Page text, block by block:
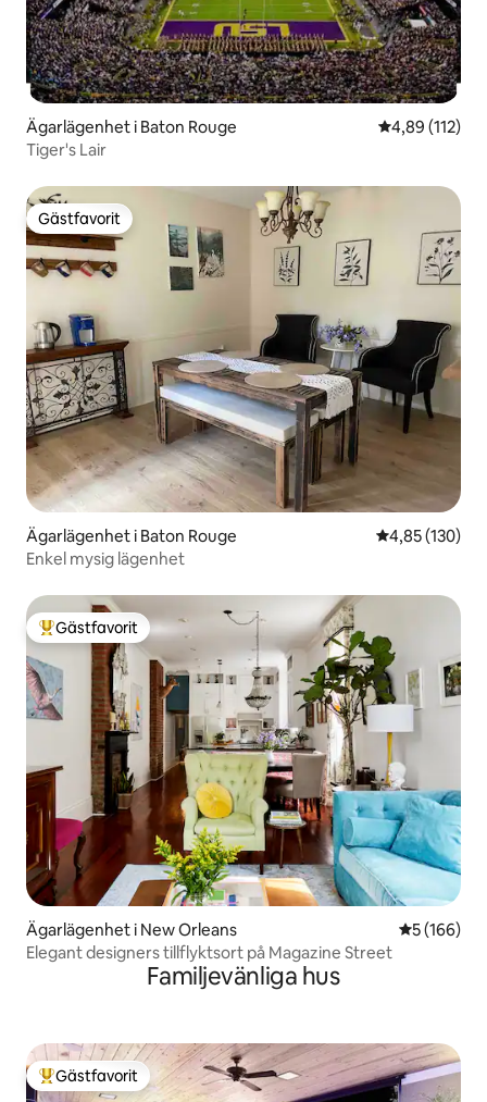
Ägarlägenhet i Baton Rouge 4,89 av 5 i
4,89 (112)
Tiger's Lair
Gästfavorit
Gästfavorit
Ägarlägenhet i Baton Rouge 4,85 av 5 i
4,85 (130)
Enkel mysig lägenhet
Populär gästfavorit
Gästfavorit
Ägarlägenhet i New Orleans 5 av 5 i
5 (166)
Elegant designers tillflyktsort på Magazine Street
Familjevänliga hus
Populär gästfavorit
Gästfavorit